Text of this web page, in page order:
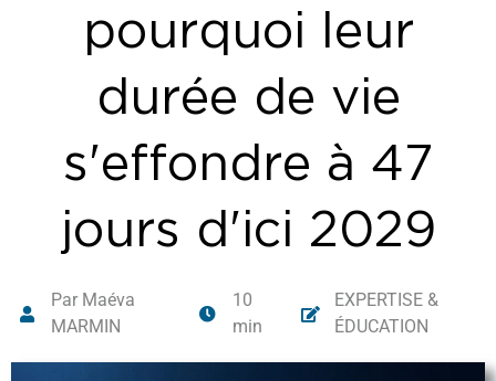
pourquoi leur
durée de vie
s'effondre à 47
jours d'ici 2029
Par Maéva
MARMIN
10
min
EXPERTISE &
ÉDUCATION